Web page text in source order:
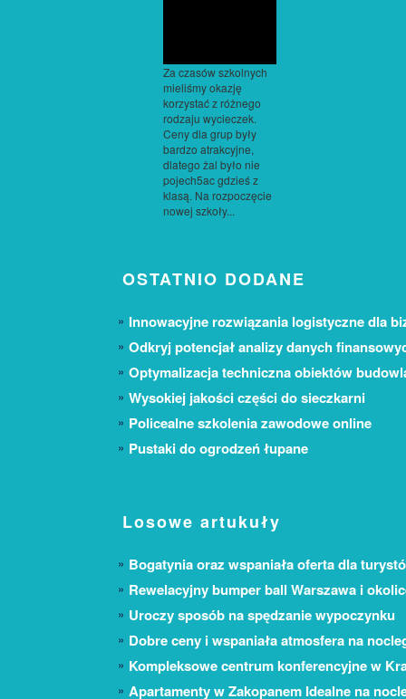
Za czasów szkolnych
mieliśmy okazję
korzystać z różnego
rodzaju wycieczek.
Ceny dla grup były
bardzo atrakcyjne,
dlatego żal było nie
pojech5ac gdzieś z
klasą. Na rozpoczęcie
nowej szkoły...
OSTATNIO DODANE
Innowacyjne rozwiązania logistyczne dla
Odkryj potencjał analizy danych
Optymalizacja techniczna obiektów
Wysokiej jakości części do sieczkarni
Policealne szkolenia zawodowe online
Pustaki do ogrodzeń łupane
Losowe artukuły
Bogatynia oraz wspaniała oferta dla
Rewelacyjny bumper ball Warszawa i
Uroczy sposób na spędzanie wypoczynku
Dobre ceny i wspaniała atmosfera na
Kompleksowe centrum konferencyjne w
Apartamenty w Zakopanem Idealne na